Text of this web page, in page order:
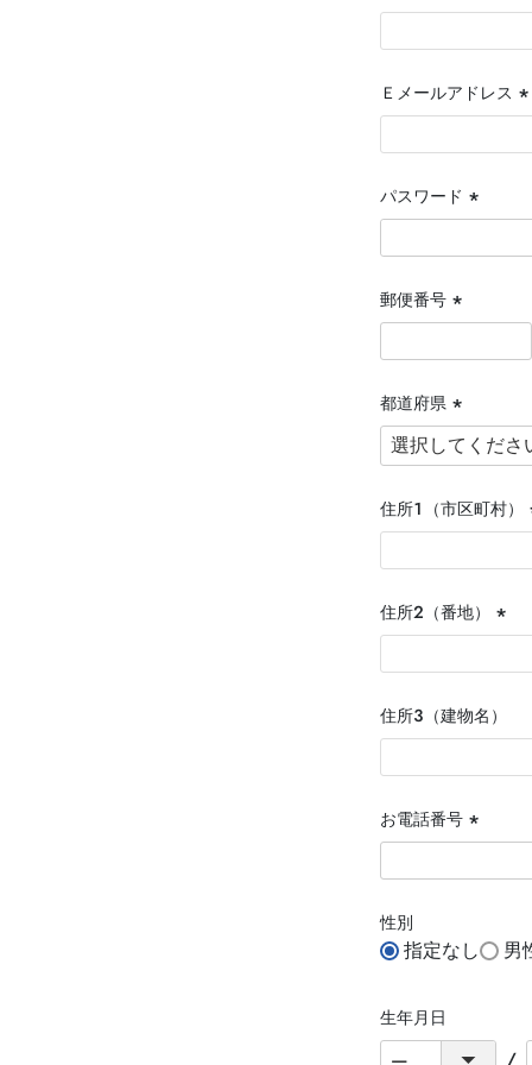
(
Ｅメールアドレス
(
パスワード
(必
須)
郵便番号
(必
須)
都道府県
(必
須)
住所１（市区町村）
住所２（番地）
(必
須)
住所３（建物名）
お電話番号
(必
須)
性別
指定なし 男
生年月日